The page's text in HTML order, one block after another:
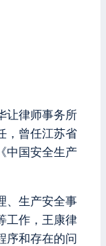
让律师事务所
，曾任江苏省
中国安全生产
、生产安全事
工作，王康律
序和存在的问